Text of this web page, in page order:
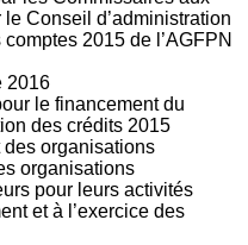
Conseil d’administration
2015 de l’AGFPN
2016
le financement du
des crédits 2015
organisations
organisations
pour leurs activités
et à l’exercice des